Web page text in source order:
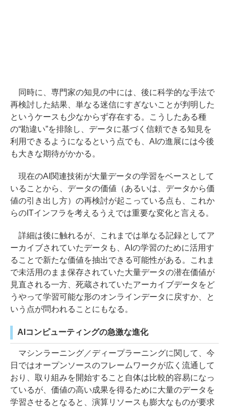
同時に、専門家の知見の中には、後に科学的な手法で
再検討した結果、単なる迷信にすぎないことが判明した
というケースも少なからず存在する。こうしたある種
の“勘違い”を排除し、データに基づく信頼できる知見を
利用できるようになるという点でも、AIの進展には今後
も大きな期待がかかる。
現在のAI関連技術が大量データの学習をベースとして
いることから、データの価値（あるいは、データから価
値の引き出し方）の再検討が起こっている点も、これか
らのITインフラを考えるうえでは重要な変化と言える。
詳細は後に触れるが、これまでは単なる記録としてア
ーカイブされていたデータも、AIの学習のために活用す
ることで新たな価値を抽出できる可能性がある。これま
で未活用のまま保存されていた大量データの潜在価値が
見直される一方、死蔵されていたアーカイブデータをど
うやって学習可能な形のオンラインデータに戻すか、と
いう点が問われることにもなる。
AIコンピューティングの急激な進化
マシンラーニング／ディープラーニングに関して、今
日ではオープンソースのフレームワークが広く流通して
おり、取り組みを開始すること自体は比較的容易になっ
ているが、価値の高い成果を得るために大量のデータを
学習させるとなると、演算リソースも膨大なものが要求